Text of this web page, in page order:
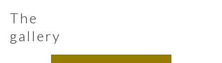
the
gallery